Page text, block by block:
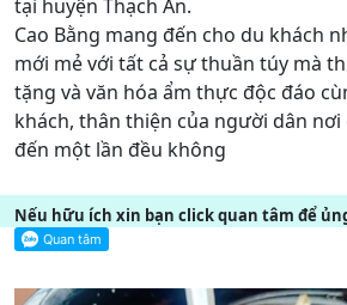
tại huyện Thạch An.
Cao Bằng mang đến cho du khách
mới mẻ với tất cả sự thuần túy mà
tặng và văn hóa ẩm thực độc đáo
khách, thân thiện của người dân nơi
đến một lần đều không
Nếu hữu ích xin bạn click quan tâm để